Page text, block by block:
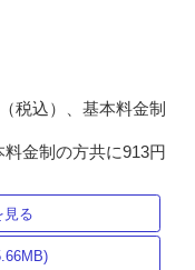
税込）、基本料金制
金制の方共に913円
見る